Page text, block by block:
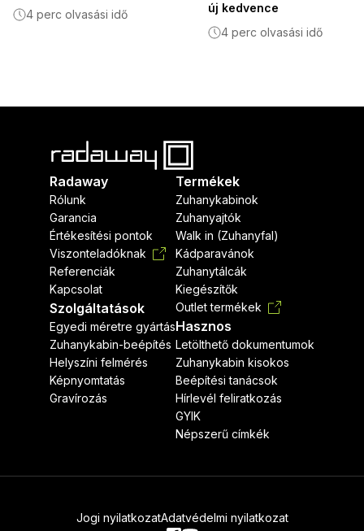
4 perc olvasási idő
új kedvence
4 perc olvasási idő
Radaway
Rólunk
Garancia
Értékesítési pontok
Viszonteladóknak
Referenciák
Kapcsolat
Szolgáltatások
Egyedi méretre gyártás
Zuhanykabin-beépítés
Helyszíni felmérés
Képnyomtatás
Gravírozás
Termékek
Zuhanykabinok
Zuhanyajtók
Walk in (Zuhanyfal)
Kádparavánok
Zuhanytálcák
Kiegészítők
Outlet termékek
Hasznos
Letölthető dokumentumok
Zuhanykabin kisokos
Beépítési tanácsok
Hírlevél feliratkozás
GYIK
Népszerű címkék
Jogi nyilatkozatAdatvédelmi nyilatkozat